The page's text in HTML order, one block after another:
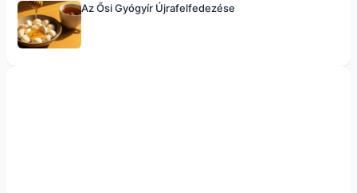
Az Ősi Gyógyír Újrafelfedezése